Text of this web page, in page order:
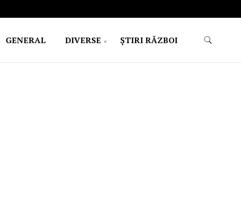
GENERAL DIVERSE ŞTIRI RĂZBOI